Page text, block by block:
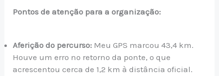
Pontos de atenção para a organização:
Aferição do percurso: Meu GPS marcou 43,4 km.
Houve um erro no retorno da ponte, o que
acrescentou cerca de 1,2 km à distância oficial.